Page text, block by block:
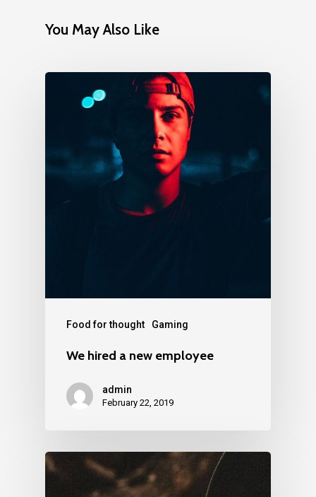
You May Also Like
Food for thought Gaming
We hired a new employee
admin
February 22, 2019